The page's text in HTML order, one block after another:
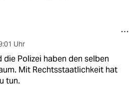
Uhr
die Polizei haben den selben
Mit Rechtsstaatlichkeit hat
tun.